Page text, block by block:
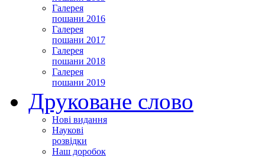
Галерея
пошани 2016
Галерея
пошани 2017
Галерея
пошани 2018
Галерея
пошани 2019
Друковане слово
Нові видання
Наукові
розвідки
Наш доробок